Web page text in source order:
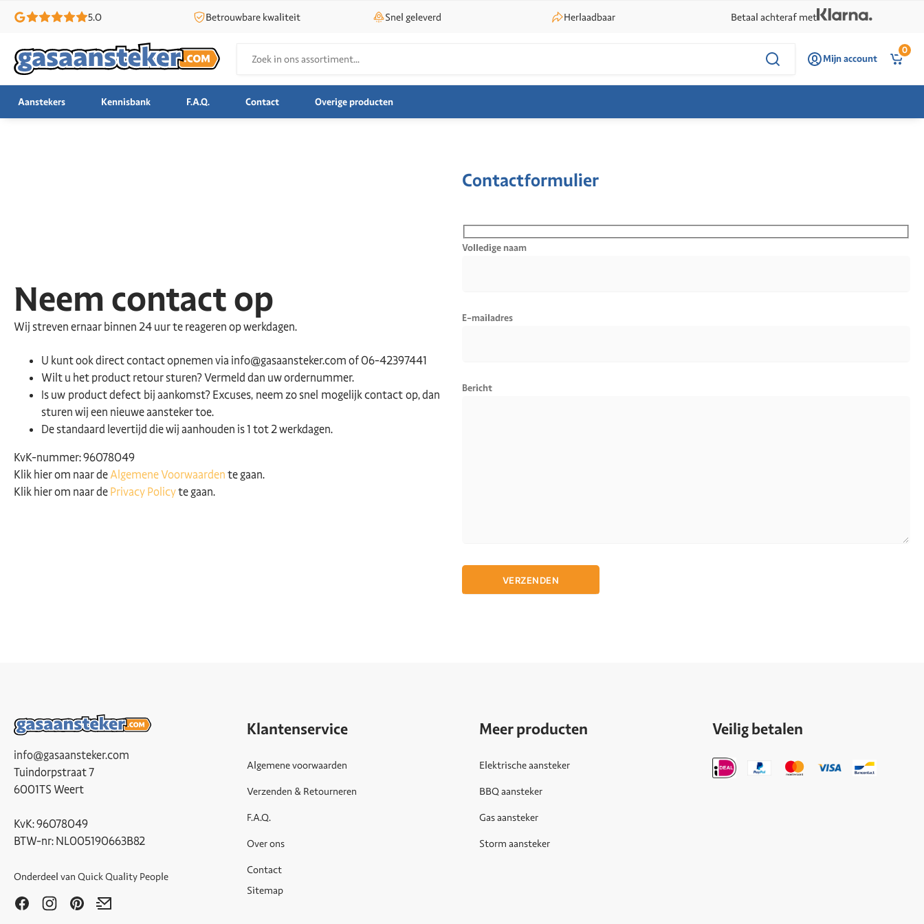
5.0 Betrouwbare kwaliteit Snel geleverd Herlaadbaar Betaal achteraf met
Zoeken
Mijn account
0
Aanstekers Kennisbank F.A.Q. Contact Overige producten
Neem contact op
Wij streven ernaar binnen 24 uur te reageren op werkdagen.
U kunt ook direct contact opnemen via info@gasaansteker.com of 06-42397441
Wilt u het product retour sturen? Vermeld dan uw ordernummer.
Is uw product defect bij aankomst? Excuses, neem zo snel mogelijk contact op, dan
sturen wij een nieuwe aansteker toe.
De standaard levertijd die wij aanhouden is 1 tot 2 werkdagen.
KvK-nummer: 96078049
Klik hier om naar deAlgemene Voorwaardente gaan.
Klik hier om naar dePrivacy Policyte gaan.
Contactformulier
Volledige naam
E-mailadres
Bericht
info@gasaansteker.com
Tuindorpstraat 7
6001TS Weert
KvK: 96078049
BTW-nr: NL005190663B82
Onderdeel van Quick Quality People
Klantenservice
Algemene voorwaarden
Verzenden & Retourneren
F.A.Q.
Over ons
Contact
Sitemap
Meer producten
Elektrische aansteker
BBQ aansteker
Gas aansteker
Storm aansteker
Veilig betalen